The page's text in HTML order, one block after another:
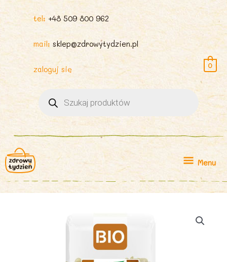
tel: +48 509 800 962
mail: sklep@zdrowytydzien.pl
zaloguj się
produktów
0
Menu
Menu